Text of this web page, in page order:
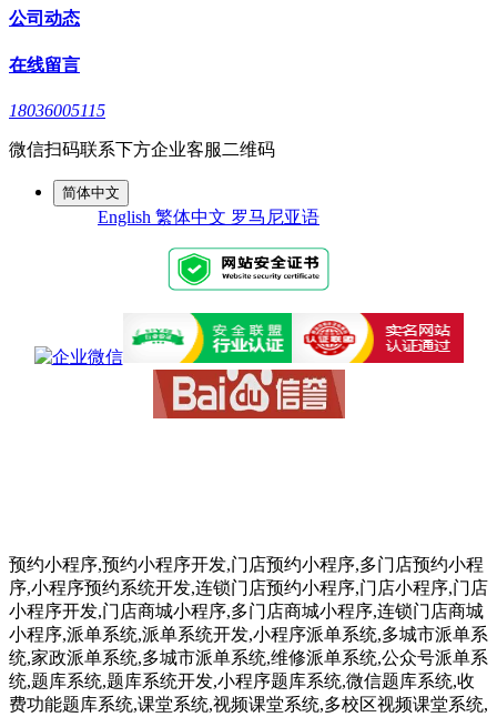
公司动态
在线留言
18036005115
微信扫码联系下方企业客服二维码
简体中文
English 繁体中文 罗马尼亚语
预约小程序,预约小程序开发,门店预约小程序,多门店预约小程
序,小程序预约系统开发,连锁门店预约小程序,门店小程序,门店
小程序开发,门店商城小程序,多门店商城小程序,连锁门店商城
小程序,派单系统,派单系统开发,小程序派单系统,多城市派单系
统,家政派单系统,多城市派单系统,维修派单系统,公众号派单系
统,题库系统,题库系统开发,小程序题库系统,微信题库系统,收
费功能题库系统,课堂系统,视频课堂系统,多校区视频课堂系统,